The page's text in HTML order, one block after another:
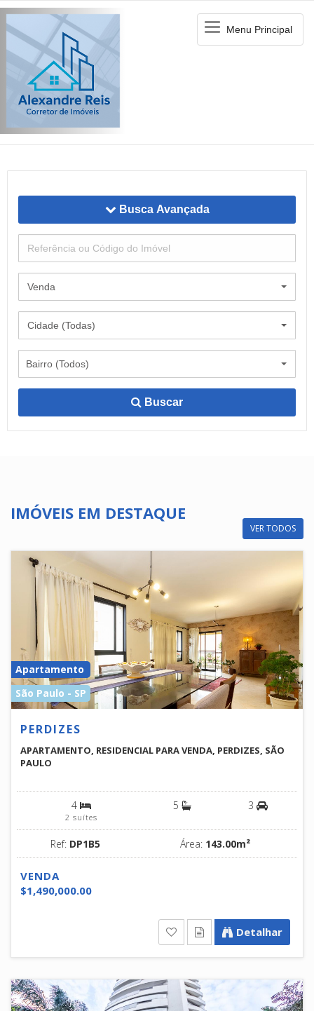
MenuMenu Principal
Busca Avançada
Venda
Cidade (Todas)
Bairro (Todos)
Buscar
IMÓVEIS EM DESTAQUE
VER TODOS
Apartamento
São Paulo - SP
PERDIZES
APARTAMENTO, RESIDENCIAL PARA VENDA, PERDIZES, SÃO
PAULO
4
2 suítes
5 3
Ref: DP1B5 Área: 143.00m²
VENDA
$1,490,000.00
Detalhar